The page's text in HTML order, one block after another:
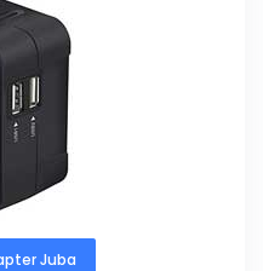
Juba